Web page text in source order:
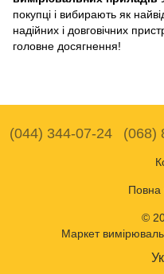
покупці і вибирають як
надійних і довговічних
головне досягнення!
(044) 344-07-24 (068)
Повна
©
Маркет